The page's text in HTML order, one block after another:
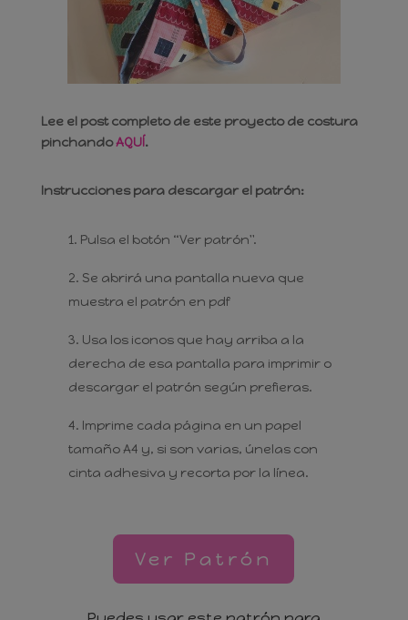
Lee el post completo de este proyecto de costura
pinchandoAQUÍ.
Instrucciones para descargar el patrón:
Pulsa el botón “Ver patrón".
Se abrirá una pantalla nueva que
muestra el patrón en pdf
Usa los iconos que hay arriba a la
derecha de esa pantalla para imprimir o
descargar el patrón según prefieras.
Imprime cada página en un papel
tamaño A4 y, si son varias, únelas con
cinta adhesiva y recorta por la línea.
Ver Patrón